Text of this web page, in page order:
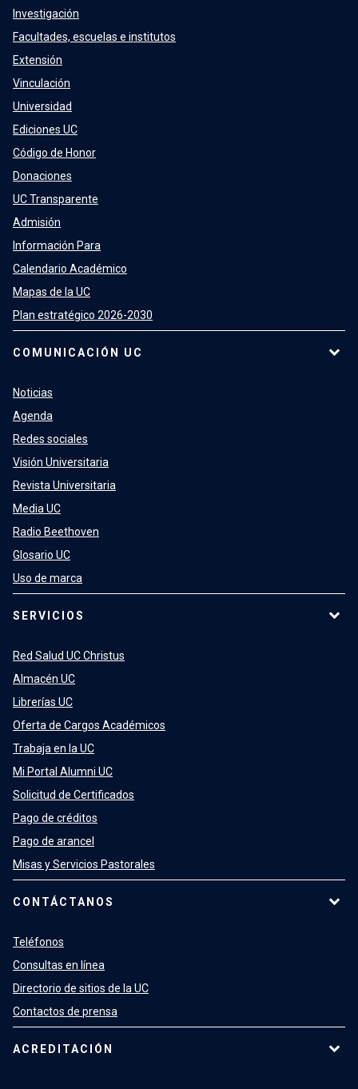
Investigación
Facultades, escuelas e institutos
Extensión
Vinculación
Universidad
Ediciones UC
Código de Honor
Donaciones
UC Transparente
Admisión
Información Para
Calendario Académico
Mapas de la UC
Plan estratégico 2026-2030
COMUNICACIÓN UC
Noticias
Agenda
Redes sociales
Visión Universitaria
Revista Universitaria
Media UC
Radio Beethoven
Glosario UC
Uso de marca
SERVICIOS
Red Salud UC Christus
Almacén UC
Librerías UC
Oferta de Cargos Académicos
Trabaja en la UC
Mi Portal Alumni UC
Solicitud de Certificados
Pago de créditos
Pago de arancel
Misas y Servicios Pastorales
CONTÁCTANOS
Teléfonos
Consultas en línea
Directorio de sitios de la UC
Contactos de prensa
ACREDITACIÓN